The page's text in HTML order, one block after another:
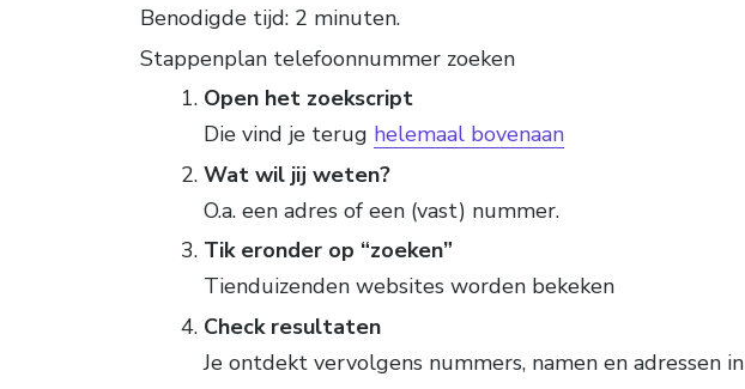
Benodigde tijd: 2 minuten.
Stappenplan telefoonnummer zoeken
Open het zoekscript
Die vind je terug helemaal bovenaan
Wat wil jij weten?
O.a. een adres of een (vast) nummer.
Tik eronder op “zoeken”
Tienduizenden websites worden bekeken
Check resultaten
Je ontdekt vervolgens nummers, namen en adressen in